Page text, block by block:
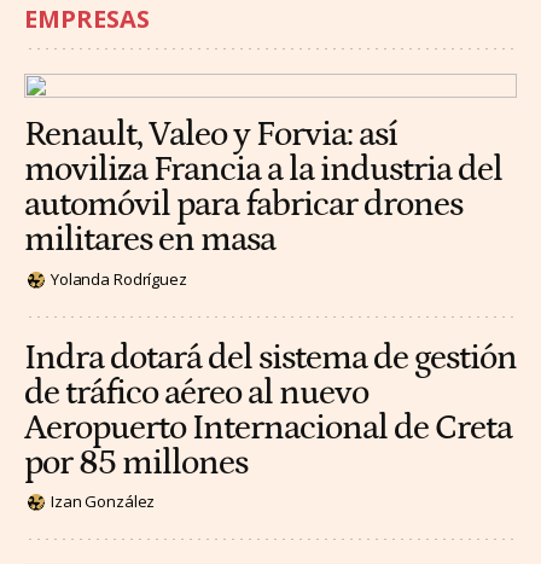
EMPRESAS
Renault, Valeo y Forvia: así
moviliza Francia a la industria del
automóvil para fabricar drones
militares en masa
Yolanda Rodríguez
Indra dotará del sistema de gestión
de tráfico aéreo al nuevo
Aeropuerto Internacional de Creta
por 85 millones
Izan González